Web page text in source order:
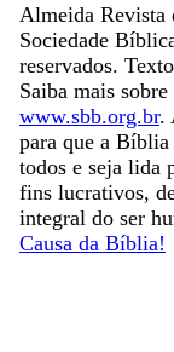
Almeida Revista
Sociedade
reservados.
Saiba mais
www.sbb.org.br.
para que a Bíblia
todos e seja lida
fins lucrativos,
integral do ser
Causa da Bíblia!